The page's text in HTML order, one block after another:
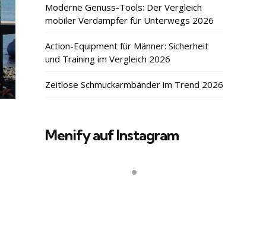
Moderne Genuss-Tools: Der Vergleich
mobiler Verdampfer für Unterwegs 2026
Action-Equipment für Männer: Sicherheit
und Training im Vergleich 2026
Zeitlose Schmuckarmbänder im Trend 2026
Menify auf Instagram